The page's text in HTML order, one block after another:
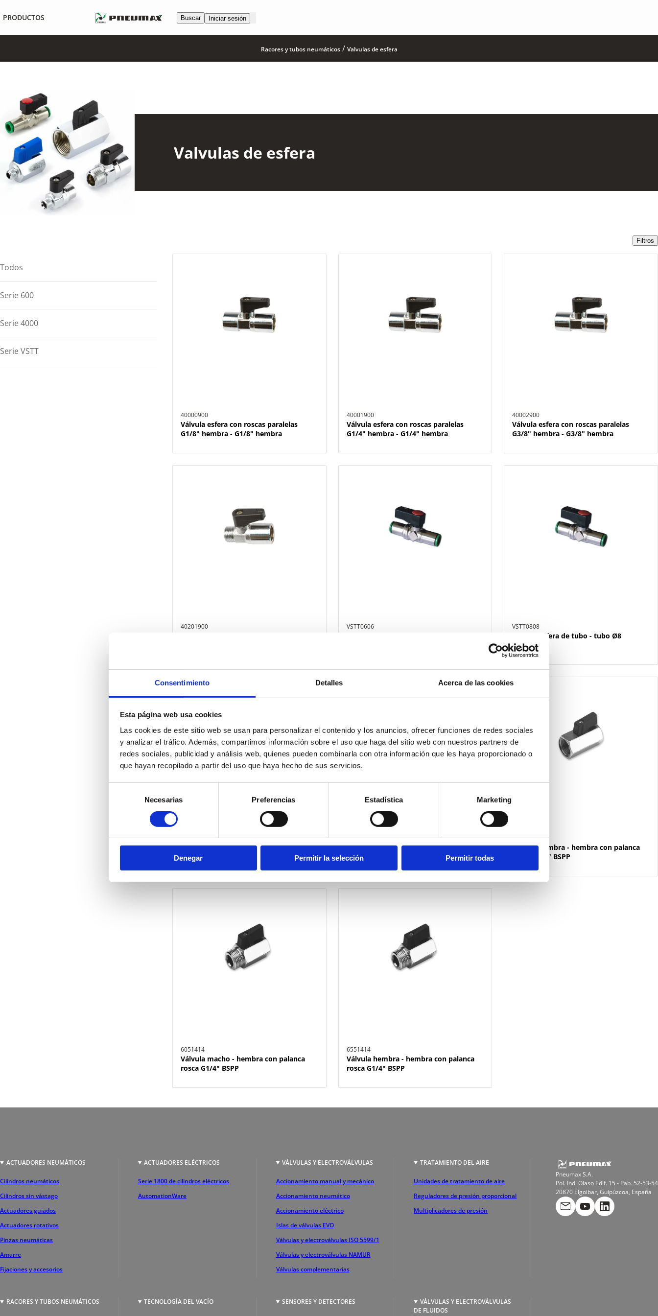
Consentimiento Detalles Acerca de las cookies
Esta página web usa cookies
Las cookies de este sitio web se usan para personalizar el contenido y los anuncios, ofrecer funciones de redes sociales
y analizar el tráfico. Además, compartimos información sobre el uso que haga del sitio web con nuestros partners de
redes sociales, publicidad y análisis web, quienes pueden combinarla con otra información que les haya proporcionado o
que hayan recopilado a partir del uso que haya hecho de sus servicios.
consentimiento
Necesarias Preferencias Estadística Marketing
Denegar Permitir la selección Permitir todas
PRODUCTOS Buscar Iniciar sesión
Racores y tubos neumáticos/ Valvulas de esfera
Valvulas de esfera
Filtros
Todos
Serie 600
Serie 4000
Serie VSTT
40000900
Válvula esfera con roscas paralelas
G1/8" hembra - G1/8" hembra
40001900
Válvula esfera con roscas paralelas
G1/4" hembra - G1/4" hembra
40002900
Válvula esfera con roscas paralelas
G3/8" hembra - G3/8" hembra
40201900 VSTT0606 VSTT0808
Válvula esfera de tubo - tubo Ø8
VSTT0404
Válvula esfera de tubo - tubo Ø4
6001212
Válvula hembra - hembra con palanca
rosca G1/2" BSPP
6001414
Válvula hembra - hembra con palanca
rosca G1/4" BSPP
6051414
Válvula macho - hembra con palanca
rosca G1/4" BSPP
6551414
Válvula hembra - hembra con palanca
rosca G1/4" BSPP
ACTUADORES NEUMÁTICOS
Cilindros neumáticos
Cilindros sin vástago
Actuadores guiados
Actuadores rotativos
Pinzas neumáticas
Amarre
Fijaciones y accesorios
ACTUADORES ELÉCTRICOS
Serie 1800 de cilindros eléctricos
AutomationWare
VÁLVULAS Y ELECTROVÁLVULAS
Accionamiento manual y mecánico
Accionamiento neumático
Accionamiento eléctrico
Islas de válvulas EVO
Válvulas y electroválvulas ISO 5599/1
Válvulas y electroválvulas NAMUR
Válvulas complementarias
TRATAMIENTO DEL AIRE
Unidades de tratamiento de aire
Reguladores de presión proporcional
Multiplicadores de presión
RACORES Y TUBOS NEUMÁTICOS TECNOLOGÍA DEL VACÍO SENSORES Y DETECTORES
VÁLVULAS Y ELECTROVÁLVULAS
DE FLUIDOS
Pneumax S.A.
Pol. Ind. Olaso Edif. 15 - Pab. 52-53-54
20870 Elgoibar, Guipúzcoa, España